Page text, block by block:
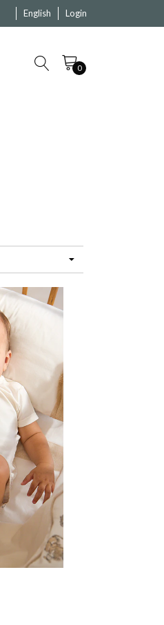
English Login
0